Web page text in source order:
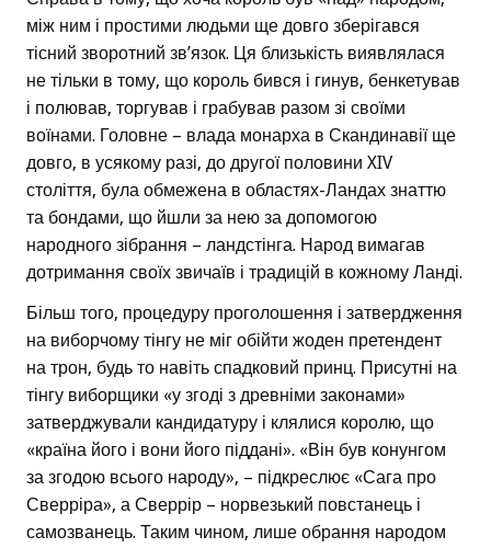
між ним і простими людьми ще довго зберігався
тісний зворотний зв’язок. Ця близькість виявлялася
не тільки в тому, що король бився і гинув, бенкетував
і полював, торгував і грабував разом зі своїми
воїнами. Головне – влада монарха в Скандинавії ще
довго, в усякому разі, до другої половини XIV
століття, була обмежена в областях-Ландах знаттю
та бондами, що йшли за нею за допомогою
народного зібрання – ландстінга. Народ вимагав
дотримання своїх звичаїв і традицій в кожному Ланді.
Більш того, процедуру проголошення і затвердження
на виборчому тінгу не міг обійти жоден претендент
на трон, будь то навіть спадковий принц. Присутні на
тінгу виборщики «у згоді з древніми законами»
затверджували кандидатуру і клялися королю, що
«країна його і вони його піддані». «Він був конунгом
за згодою всього народу», – підкреслює «Сага про
Сверріра», а Сверрір – норвезький повстанець і
самозванець. Таким чином, лише обрання народом